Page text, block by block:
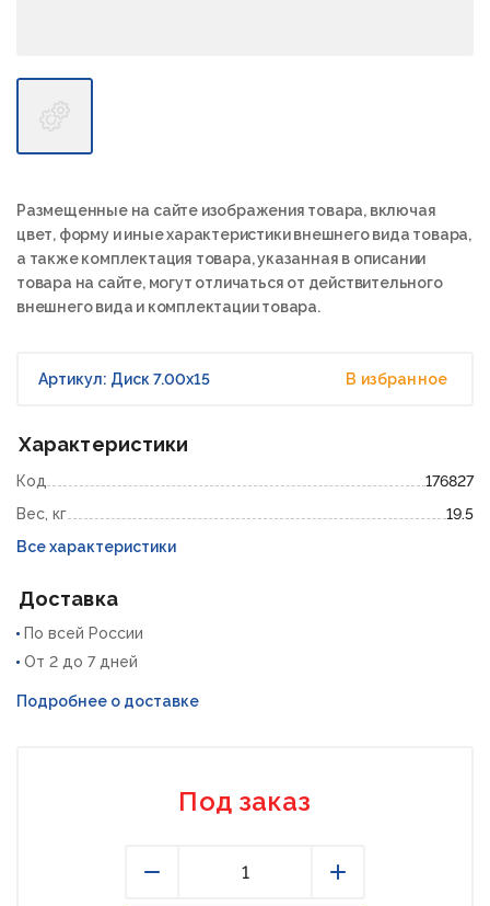
Размещенные на сайте изображения товара, включая
цвет, форму и иные характеристики внешнего вида товара,
а также комплектация товара, указанная в описании
товара на сайте, могут отличаться от действительного
внешнего вида и комплектации товара.
Артикул: Диск 7.00х15 В избранное
Характеристики
Код
176827
Вес, кг
19.5
Все характеристики
Доставка
По всей России
От 2 до 7 дней
Подробнее о доставке
Под заказ